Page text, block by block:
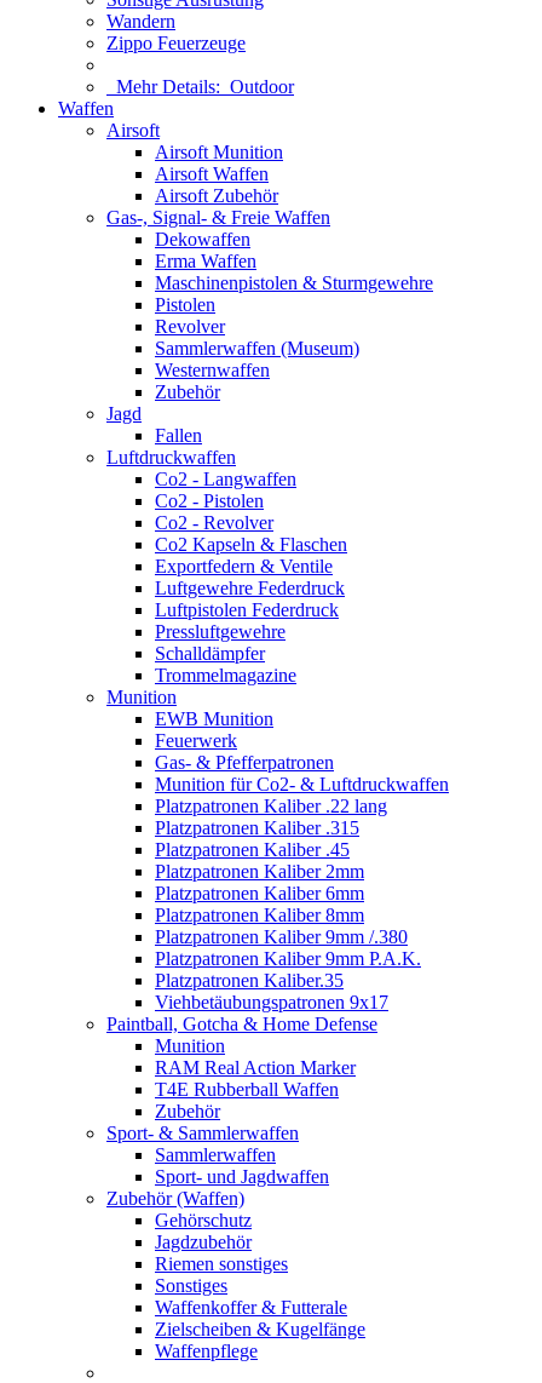
Wandern
Zippo Feuerzeuge
Mehr Details: Outdoor
Waffen
Airsoft
Airsoft Munition
Airsoft Waffen
Airsoft Zubehör
Gas-, Signal- & Freie Waffen
Dekowaffen
Erma Waffen
Maschinenpistolen & Sturmgewehre
Pistolen
Revolver
Sammlerwaffen (Museum)
Westernwaffen
Zubehör
Jagd
Fallen
Luftdruckwaffen
Co2 - Langwaffen
Co2 - Pistolen
Co2 - Revolver
Co2 Kapseln & Flaschen
Exportfedern & Ventile
Luftgewehre Federdruck
Luftpistolen Federdruck
Pressluftgewehre
Schalldämpfer
Trommelmagazine
Munition
EWB Munition
Feuerwerk
Gas- & Pfefferpatronen
Munition für Co2- & Luftdruckwaffen
Platzpatronen Kaliber .22 lang
Platzpatronen Kaliber .315
Platzpatronen Kaliber .45
Platzpatronen Kaliber 2mm
Platzpatronen Kaliber 6mm
Platzpatronen Kaliber 8mm
Platzpatronen Kaliber 9mm /.380
Platzpatronen Kaliber 9mm P.A.K.
Platzpatronen Kaliber.35
Viehbetäubungspatronen 9x17
Paintball, Gotcha & Home Defense
Munition
RAM Real Action Marker
T4E Rubberball Waffen
Zubehör
Sport- & Sammlerwaffen
Sammlerwaffen
Sport- und Jagdwaffen
Zubehör (Waffen)
Gehörschutz
Jagdzubehör
Riemen sonstiges
Sonstiges
Waffenkoffer & Futterale
Zielscheiben & Kugelfänge
Waffenpflege